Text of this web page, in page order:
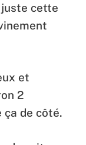
juste cette
et
2
ça de côté.